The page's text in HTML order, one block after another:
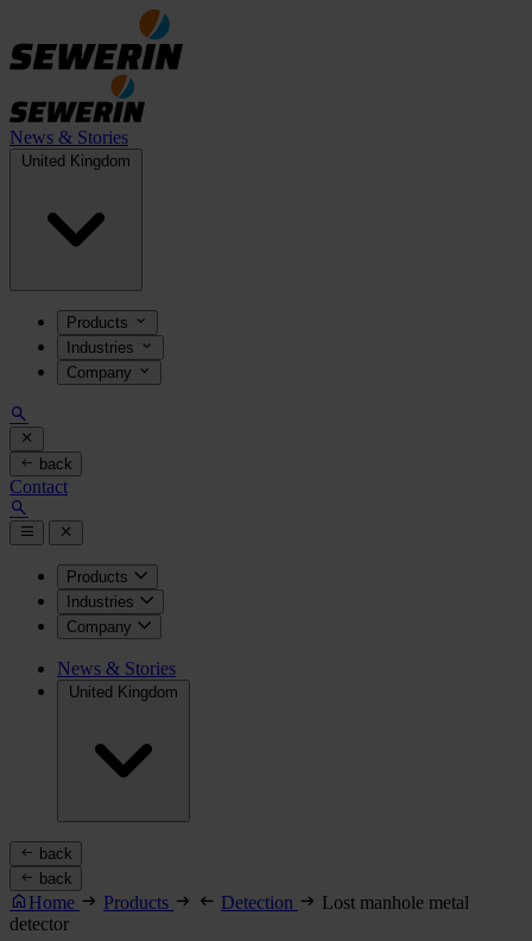
News & Stories
United Kingdom
Products
Industries
Company
back
Contact
Products
Industries
Company
News & Stories
United Kingdom
back
back
Home Products Detection
Lost manhole metal
detector